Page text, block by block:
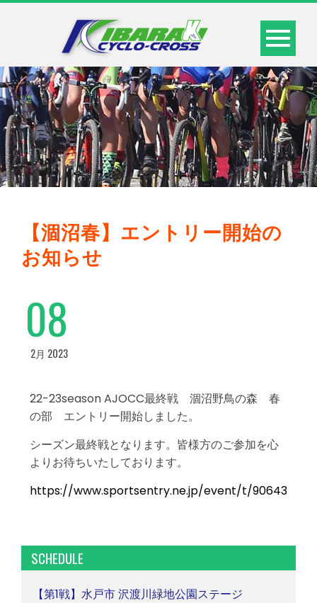
【涸沼春】エントリー開始の
お知らせ
08
2月 2023
22-23season AJOCC最終戦 涸沼野鳥の森 春
の部 エントリー開始しました。
シーズン最終戦となります。皆様方のご参加を心
よりお待ちいたしております。
https://www.sportsentry.ne.jp/event/t/90643
SCHEDULE
【第1戦】水戸市 沢渡川緑地公園ステージ